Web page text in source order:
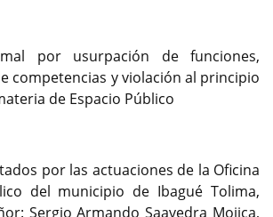
por usurpación de funciones,
competencias y violación al principio
de Espacio Público
por las actuaciones de la Oficina
del municipio de Ibagué Tolima,
Sergio Armando Saavedra Mojica,